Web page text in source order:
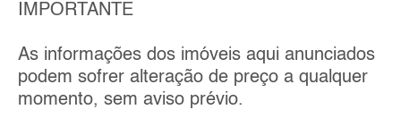
IMPORTANTE
As informações dos imóveis aqui anunciados
podem sofrer alteração de preço a qualquer
momento, sem aviso prévio.